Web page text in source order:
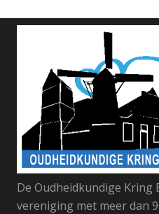
De Oudheidkundige Kring
vereniging met meer dan